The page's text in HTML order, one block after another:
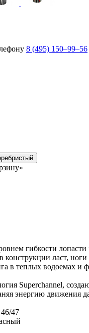
8 (495) 150–99–56
гибкости
конструкции ласт,
в теплых водоемах и
Superchannel,
энергию движения
47